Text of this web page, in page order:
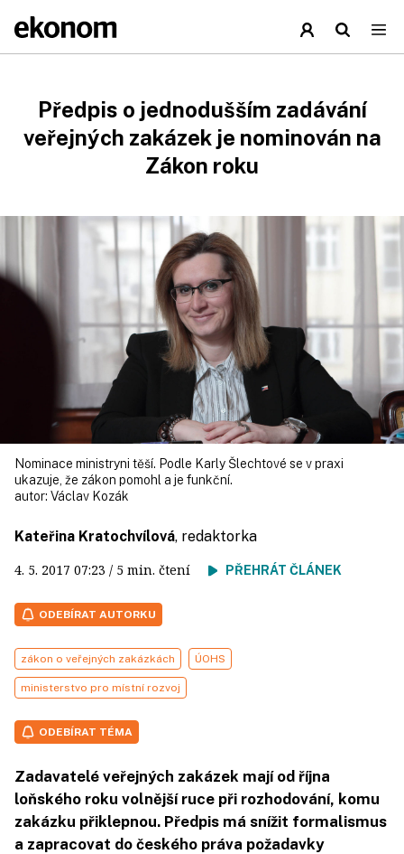
Předpis o jednodušším zadávání
veřejných zakázek je nominován na
Zákon roku
Nominace ministryni těší. Podle Karly Šlechtové se v praxi
ukazuje, že zákon pomohl a je funkční.
autor: Václav Kozák
Kateřina Kratochvílová, redaktorka
4. 5. 2017 07:23 / 5 min. čtení PŘEHRÁT ČLÁNEK
ODEBÍRAT AUTORKU
zákon o veřejných zakázkách ÚOHS
ministerstvo pro místní rozvoj
ODEBÍRAT TÉMA
Zadavatelé veřejných zakázek mají od října
loňského roku volnější ruce při rozhodování, komu
zakázku přiklepnou. Předpis má snížit formalismus
a zapracovat do českého práva požadavky